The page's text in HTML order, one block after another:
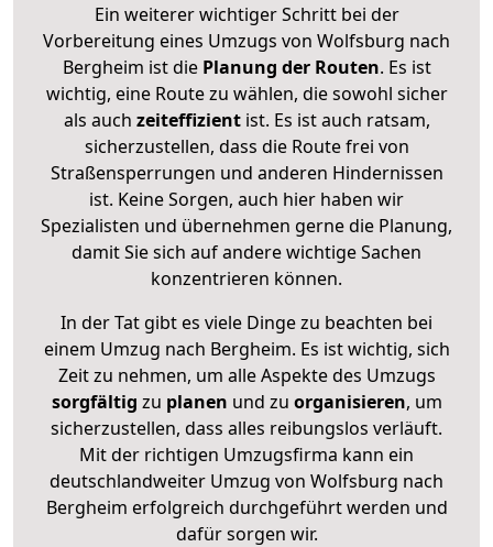
Ein weiterer wichtiger Schritt bei der
Vorbereitung eines Umzugs von Wolfsburg nach
Bergheim ist diePlanung der Routen. Es ist
wichtig, eine Route zu wählen, die sowohl sicher
als auch zeiteffizientist. Es ist auch ratsam,
sicherzustellen, dass die Route frei von
Straßensperrungen und anderen Hindernissen
ist. Keine Sorgen, auch hier haben wir
Spezialisten und übernehmen gerne die Planung,
damit Sie sich auf andere wichtige Sachen
konzentrieren können.
In der Tat gibt es viele Dinge zu beachten bei
einem Umzug nach Bergheim. Es ist wichtig, sich
Zeit zu nehmen, um alle Aspekte des Umzugs
sorgfältig zu planen und zu organisieren, um
sicherzustellen, dass alles reibungslos verläuft.
Mit der richtigen Umzugsfirma kann ein
deutschlandweiter Umzug von Wolfsburg nach
Bergheim erfolgreich durchgeführt werden und
dafür sorgen wir.